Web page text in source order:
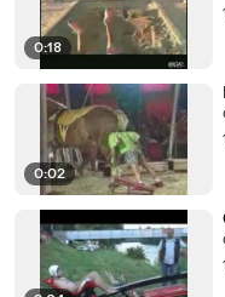
0:18
0:02